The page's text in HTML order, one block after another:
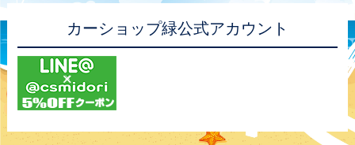
カーショップ緑公式アカウント